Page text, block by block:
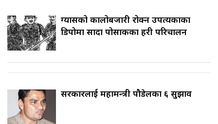
ग्यासको कालोबजारी रोक्न उपत्यकाका
डिपोमा सादा पोसाकका प्रहरी परिचालन
सरकारलाई महामन्त्री पौडेलका ६ सुझाव